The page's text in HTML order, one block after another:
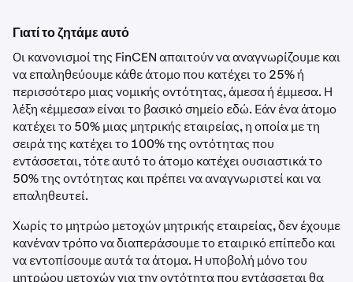
Γιατί το ζητάμε αυτό
Οι κανονισμοί της FinCEN απαιτούν να αναγνωρίζουμε και
να επαληθεύουμε κάθε άτομο που κατέχει το 25% ή
περισσότερο μιας νομικής οντότητας, άμεσα ή έμμεσα. Η
λέξη «έμμεσα» είναι το βασικό σημείο εδώ. Εάν ένα άτομο
κατέχει το 50% μιας μητρικής εταιρείας, η οποία με τη
σειρά της κατέχει το 100% της οντότητας που
εντάσσεται, τότε αυτό το άτομο κατέχει ουσιαστικά το
50% της οντότητας και πρέπει να αναγνωριστεί και να
επαληθευτεί.
Χωρίς το μητρώο μετοχών μητρικής εταιρείας, δεν έχουμε
κανέναν τρόπο να διαπεράσουμε το εταιρικό επίπεδο και
να εντοπίσουμε αυτά τα άτομα. Η υποβολή μόνο του
μητρώου μετοχών για την οντότητα που εντάσσεται θα